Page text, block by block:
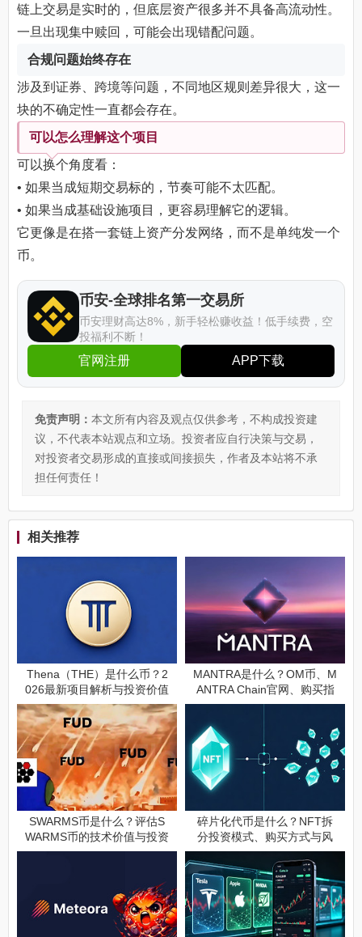
链上交易是实时的，但底层资产很多并不具备高流动性。
一旦出现集中赎回，可能会出现错配问题。
合规问题始终存在
涉及到证券、跨境等问题，不同地区规则差异很大，这一
块的不确定性一直都会存在。
可以怎么理解这个项目
可以换个角度看：
• 如果当成短期交易标的，节奏可能不太匹配。
• 如果当成基础设施项目，更容易理解它的逻辑。
它更像是在搭一套链上资产分发网络，而不是单纯发一个
币。
币安-全球排名第一交易所
币安理财高达8%，新手轻松赚收益！低手续费，空
投福利不断！
官网注册 APP下载
免责声明： 本文所有内容及观点仅供参考，不构成投资建
议，不代表本站观点和立场。投资者应自行决策与交易，
对投资者交易形成的直接或间接损失，作者及本站将不承
担任何责任！
相关推荐
Thena（THE）是什么币？2
026最新项目解析与投资价值
分析
MANTRA是什么？OM币、M
ANTRA Chain官网、购买指
南与RWA投资价值分析
SWARMS币是什么？评估S
WARMS币的技术价值与投资
价值
碎片化代币是什么？NFT拆
分投资模式、购买方式与风
险全面解析